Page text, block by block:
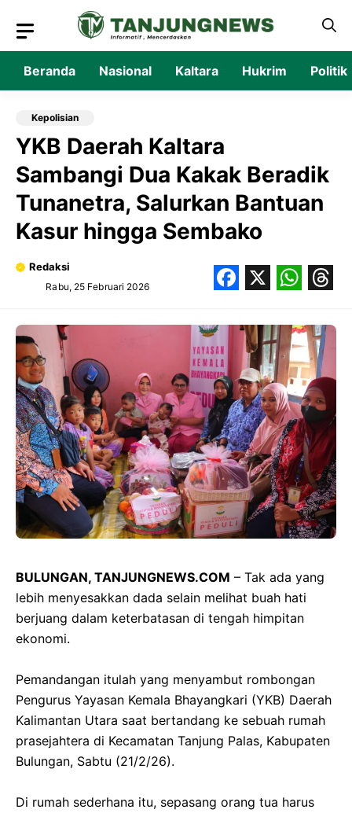
isi
Beranda Nasional Kaltara Hukrim Politik
Kepolisian
‎YKB Daerah Kaltara
Sambangi Dua Kakak Beradik
Tunanetra, Salurkan Bantuan
Kasur hingga Sembako
Redaksi
Rabu, 25 Februari 2026
BULUNGAN, TANJUNGNEWS.COM – Tak ada yang
lebih menyesakkan dada selain melihat buah hati
berjuang dalam keterbatasan di tengah himpitan
ekonomi.
‎Pemandangan itulah yang menyambut rombongan
Pengurus Yayasan Kemala Bhayangkari (YKB) Daerah
Kalimantan Utara saat bertandang ke sebuah rumah
prasejahtera di Kecamatan Tanjung Palas, Kabupaten
Bulungan, Sabtu (21/2/26).
‎​Di rumah sederhana itu, sepasang orang tua harus